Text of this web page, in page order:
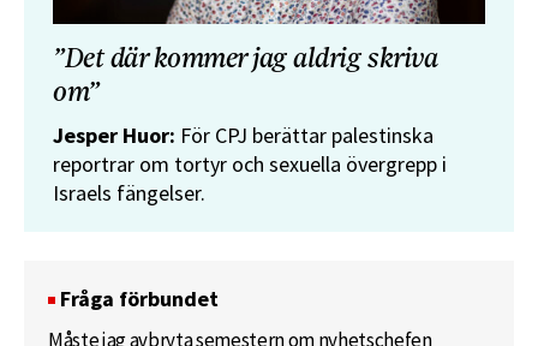
”Det där kommer jag aldrig skriva
om”
Jesper Huor: För CPJ berättar palestinska
reportrar om tortyr och sexuella övergrepp i
Israels fängelser.
Fråga förbundet